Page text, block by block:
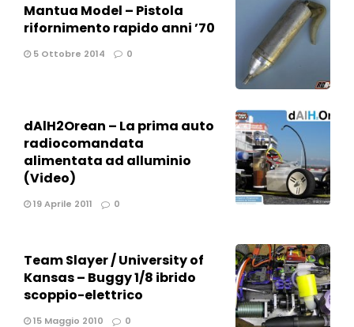
Mantua Model – Pistola
rifornimento rapido anni ’70
5 Ottobre 2014 0
dAlH2Orean – La prima auto
radiocomandata
alimentata ad alluminio
(Video)
19 Aprile 2011 0
Team Slayer / University of
Kansas – Buggy 1/8 ibrido
scoppio-elettrico
15 Maggio 2010 0